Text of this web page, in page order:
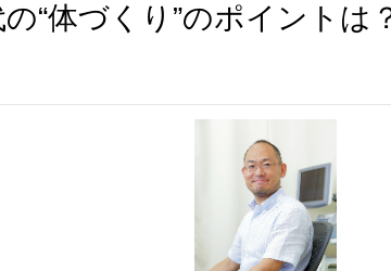
ト
“体づくり”のポイントは